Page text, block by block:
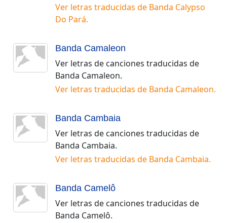
Ver letras traducidas de Banda Calypso
Do Pará.
Banda Camaleon
Ver letras de canciones traducidas de
Banda Camaleon.
Ver letras traducidas de Banda Camaleon.
Banda Cambaia
Ver letras de canciones traducidas de
Banda Cambaia.
Ver letras traducidas de Banda Cambaia.
Banda Camelô
Ver letras de canciones traducidas de
Banda Camelô.